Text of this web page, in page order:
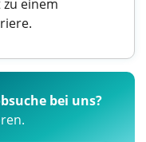
einem
bei uns?